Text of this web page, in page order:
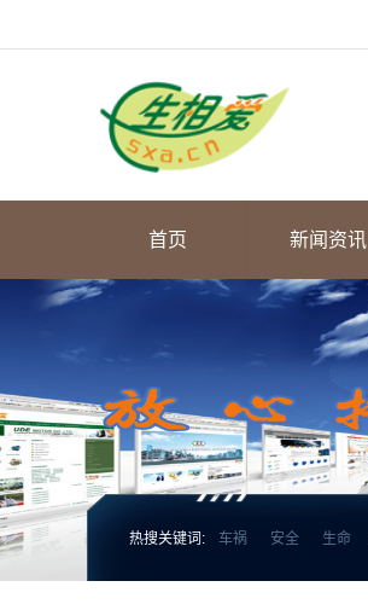
首页 新闻资讯
热搜关键词: 车祸 安全 生命